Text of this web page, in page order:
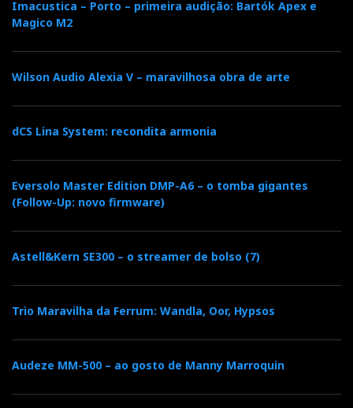
Imacustica – Porto – primeira audição: Bartók Apex e
Magico M2
Wilson Audio Alexia V – maravilhosa obra de arte
dCS Lina System: recondita armonia
Eversolo Master Edition DMP-A6 – o tomba gigantes
(Follow-Up: novo firmware)
Astell&Kern SE300 – o streamer de bolso (7)
Trio Maravilha da Ferrum: Wandla, Oor, Hypsos
Audeze MM-500 – ao gosto de Manny Marroquin